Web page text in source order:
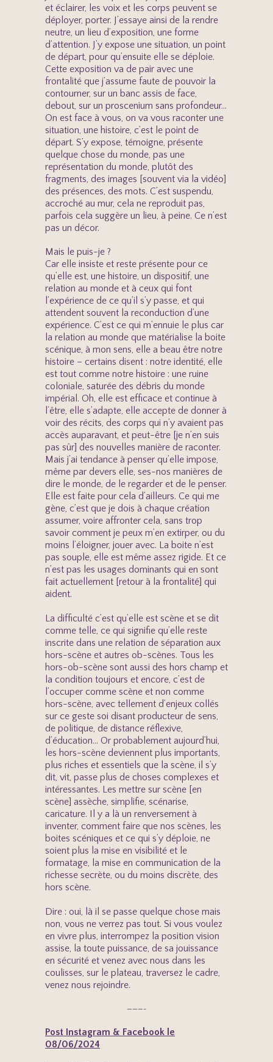
et éclairer, les voix et les corps peuvent se
déployer, porter. J’essaye ainsi de la rendre
neutre, un lieu d’exposition, une forme
d’attention. J’y expose une situation, un point
de départ, pour qu’ensuite elle se déploie.
Cette exposition va de pair avec une
frontalité que j’assume faute de pouvoir la
contourner, sur un banc assis de face,
debout, sur un proscenium sans profondeur…
On est face à vous, on va vous raconter une
situation, une histoire, c’est le point de
départ. S’y expose, témoigne, présente
quelque chose du monde, pas une
représentation du monde, plutôt des
fragments, des images [souvent via la vidéo]
des présences, des mots. C’est suspendu,
accroché au mur, cela ne reproduit pas,
parfois cela suggère un lieu, à peine. Ce n’est
pas un décor.
Mais le puis-je ?
Car elle insiste et reste présente pour ce
qu’elle est, une histoire, un dispositif, une
relation au monde et à ceux qui font
l’expérience de ce qu’il s’y passe, et qui
attendent souvent la reconduction d’une
expérience. C’est ce qui m’ennuie le plus car
la relation au monde que matérialise la boite
scénique, à mon sens, elle a beau être notre
histoire – certains disent : notre identité, elle
est tout comme notre histoire : une ruine
coloniale, saturée des débris du monde
impérial. Oh, elle est efficace et continue à
l’être, elle s’adapte, elle accepte de donner à
voir des récits, des corps qui n’y avaient pas
accès auparavant, et peut-être [je n’en suis
pas sûr] des nouvelles manière de raconter.
Mais j’ai tendance à penser qu’elle impose,
même par devers elle, ses-nos manières de
dire le monde, de le regarder et de le penser.
Elle est faite pour cela d’ailleurs. Ce qui me
gène, c’est que je dois à chaque création
assumer, voire affronter cela, sans trop
savoir comment je peux m’en extirper, ou du
moins l’éloigner, jouer avec. La boite n’est
pas souple, elle est même assez rigide. Et ce
n’est pas les usages dominants qui en sont
fait actuellement [retour à la frontalité] qui
aident.
La difficulté c’est qu’elle est scène et se dit
comme telle, ce qui signifie qu’elle reste
inscrite dans une relation de séparation aux
hors-scène et autres ob-scènes. Tous les
hors-ob-scène sont aussi des hors champ et
la condition toujours et encore, c’est de
l’occuper comme scène et non comme
hors-scène, avec tellement d’enjeux collés
sur ce geste soi disant producteur de sens,
de politique, de distance réflexive,
d’éducation… Or probablement aujourd’hui,
les hors-scène deviennent plus importants,
plus riches et essentiels que la scène, il s’y
dit, vit, passe plus de choses complexes et
intéressantes. Les mettre sur scène [en
scène] assèche, simplifie, scénarise,
caricature. Il y a là un renversement à
inventer, comment faire que nos scènes, les
boites scéniques et ce qui s’y déploie, ne
soient plus la mise en visibilité et le
formatage, la mise en communication de la
richesse secrète, ou du moins discrète, des
hors scène.
Dire : oui, là il se passe quelque chose mais
non, vous ne verrez pas tout. Si vous voulez
en vivre plus, interrompez la position vision
assise, la toute puissance, de sa jouissance
en sécurité et venez avec nous dans les
coulisses, sur le plateau, traversez le cadre,
venez nous rejoindre.
———-
Post Instagram & Facebook le
08/06/2024